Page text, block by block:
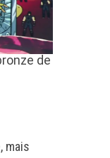
de
mais